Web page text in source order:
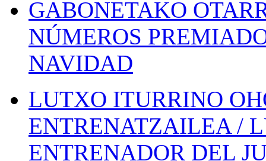
GABONETAKO
NÚMEROS
NAVIDAD
LUTXO ITURRINO
ENTRENATZAILEA /
ENTRENADOR DEL